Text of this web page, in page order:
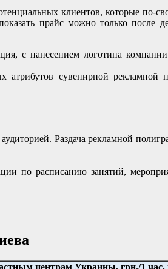
клиентов, которые по-
прайс можно только после
с нанесением логотипа
атрибутов сувенирной
Раздача рекламной
по расписанию занятий,
центрам Украины, грн./1 час,